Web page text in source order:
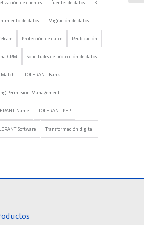
de clientes fuentes de datos KI
de datos Migración de datos
Protección de datos Reubicación
CRM Solicitudes de protección de datos
TOLERANT Bank
Permission Management
Name TOLERANT PEP
Software Transformación digital